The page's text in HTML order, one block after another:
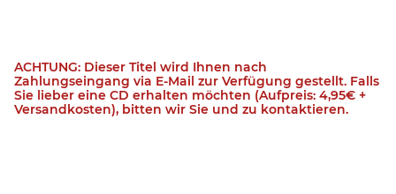
ACHTUNG: Dieser Titel wird Ihnen nach
Zahlungseingang via E-Mail zur Verfügung gestellt. Falls
Sie lieber eine CD erhalten möchten (Aufpreis: 4,95€ +
Versandkosten), bitten wir Sie und zu kontaktieren.